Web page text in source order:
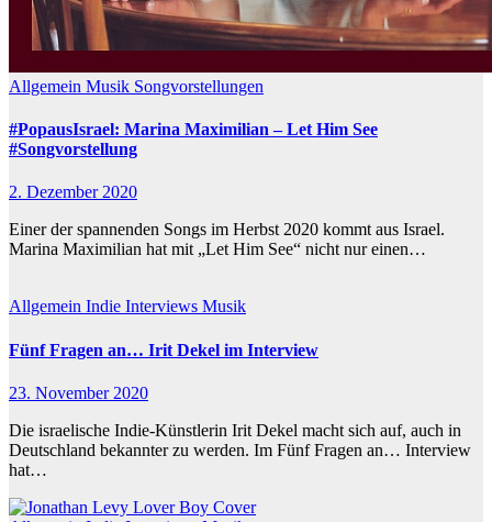
Allgemein Musik Songvorstellungen
#PopausIsrael: Marina Maximilian – Let Him See
#Songvorstellung
2. Dezember 2020
Einer der spannenden Songs im Herbst 2020 kommt aus Israel.
Marina Maximilian hat mit „Let Him See“ nicht nur einen…
Allgemein Indie Interviews Musik
Fünf Fragen an… Irit Dekel im Interview
23. November 2020
Die israelische Indie-Künstlerin Irit Dekel macht sich auf, auch in
Deutschland bekannter zu werden. Im Fünf Fragen an… Interview
hat…